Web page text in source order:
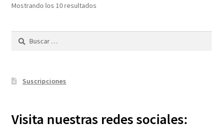
Mostrando los 10 resultadosOrdenado
Buscar:
Suscripciones
Visita nuestras redes sociales: